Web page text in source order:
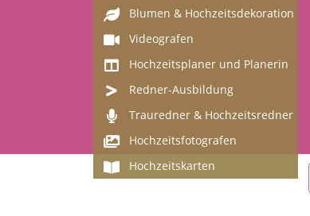
Blumen & Hochzeitsdekoration
Videografen
Hochzeitsplaner und Planerin
Redner-Ausbildung
Trauredner & Hochzeitsredner
Hochzeitsfotografen
Hochzeitskarten